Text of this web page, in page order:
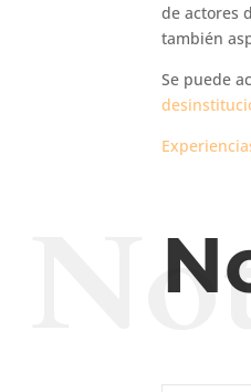
de actores
también
Se puede